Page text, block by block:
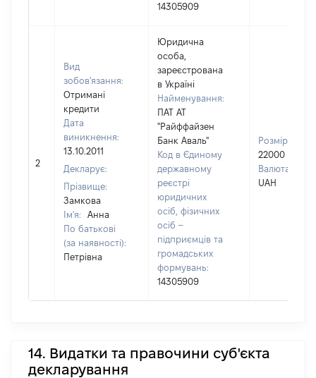
14305909
2
Вид
зобов'язання:
Отримані
кредити
Дата
виникнення:
13.10.2011
Декларує:
Прізвище:
Замкова
Ім'я:
Анна
По батькові
(за наявності):
Петрівна
Юридична
особа,
зареєстрована
в Україні
Найменування:
ПАТ АТ
"Райффайзен
Банк Аваль"
Код в Єдиному
державному
реєстрі
юридичних
осіб, фізичних
осіб –
підприємців та
громадських
формувань:
14305909
Розмір:
22000
Валюта:
UAH
14. Видатки та правочини суб'єкта
декларування